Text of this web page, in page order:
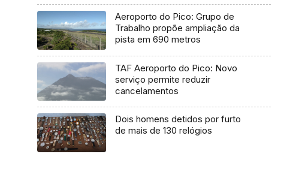
Aeroporto do Pico: Grupo de
Trabalho propõe ampliação da
pista em 690 metros
TAF Aeroporto do Pico: Novo
serviço permite reduzir
cancelamentos
Dois homens detidos por furto
de mais de 130 relógios